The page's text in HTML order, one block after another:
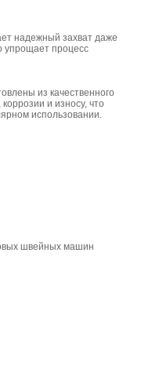
надежный захват даже
упрощает процесс
из качественного
и износу, что
использовании.
швейных машин